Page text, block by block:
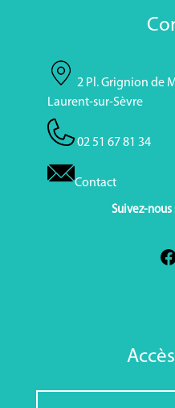
2 Pl. Grignion de
Laurent-sur-Sèvre
02 51 67 81 34
Contact
Suivez-nous